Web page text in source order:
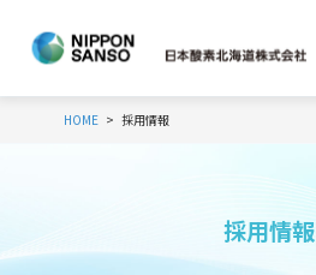
HOME 採用情報
採用情報